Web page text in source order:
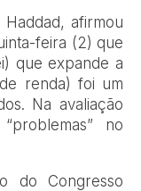
afirmou
feira (2) que
que expande a
renda) foi um
Na avaliação
no
do Congresso